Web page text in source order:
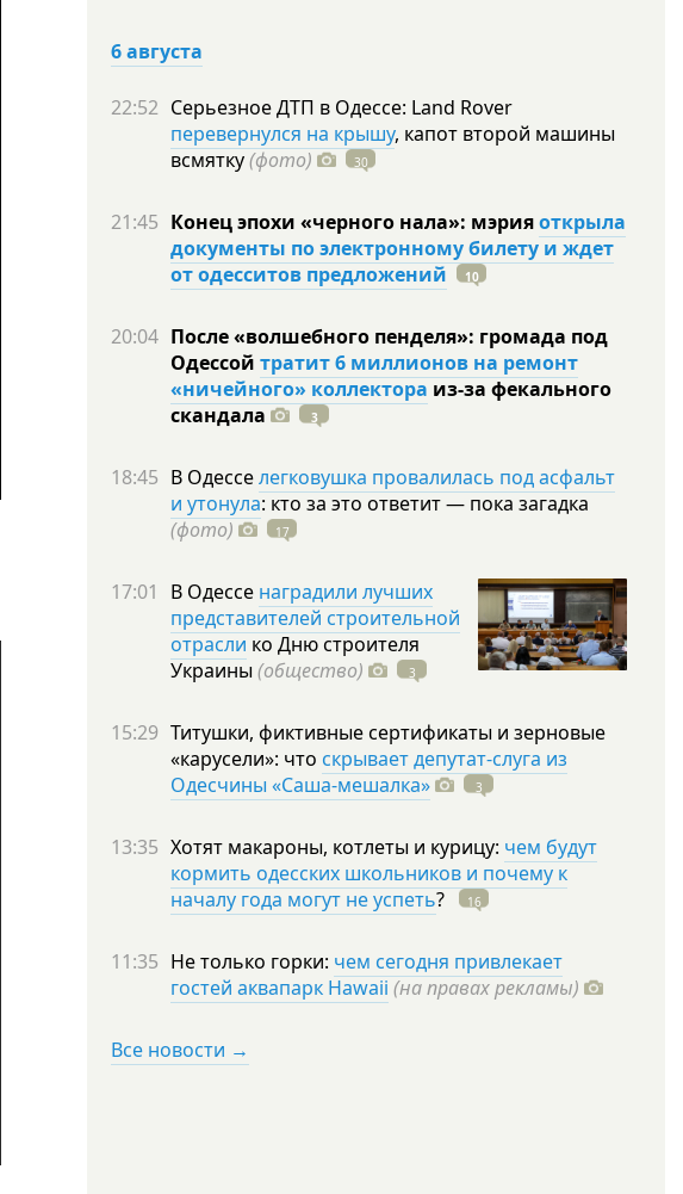
6 августа
22:52 Серьезное ДТП в Одессе: Land Rover
перевернулся на крышу, капот второй машины
всмятку(фото) 30
21:45 Конец эпохи «черного нала»: мэрияоткрыла
документы по электронному билету и ждет
от одесситов предложений
10
20:04 После «волшебного пенделя»: громада под
Одессой тратит 6 миллионов на ремонт
«ничейного» коллектора из-за фекального
скандала
3
18:45 В Одесселегковушка провалилась под асфальт
и утонула: кто за это ответит — пока загадка
(фото)
17
17:01 В Одессе наградили лучших
представителей строительной
отрасли ко Дню строителя
Украины (общество) 3
15:29 Титушки, фиктивные сертификаты и зерновые
«карусели»: что скрывает депутат-слуга из
Одесчины «Саша-мешалка»
3
13:35 Хотят макароны, котлеты и курицу: чем будут
кормить одесских школьников и почему к
началу года могут не успеть? 16
11:35 Не только горки: чем сегодня привлекает
гостей аквапарк Hawaii (на правах рекламы)
Все новости →